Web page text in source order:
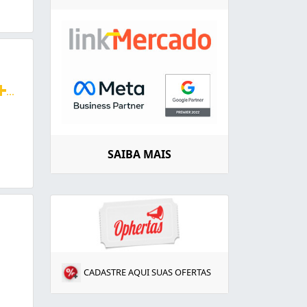
de proteção, aplicações de redes. Temos diversos
4304 ligue já
SAIBA MAIS
CADASTRE AQUI SUAS OFERTAS